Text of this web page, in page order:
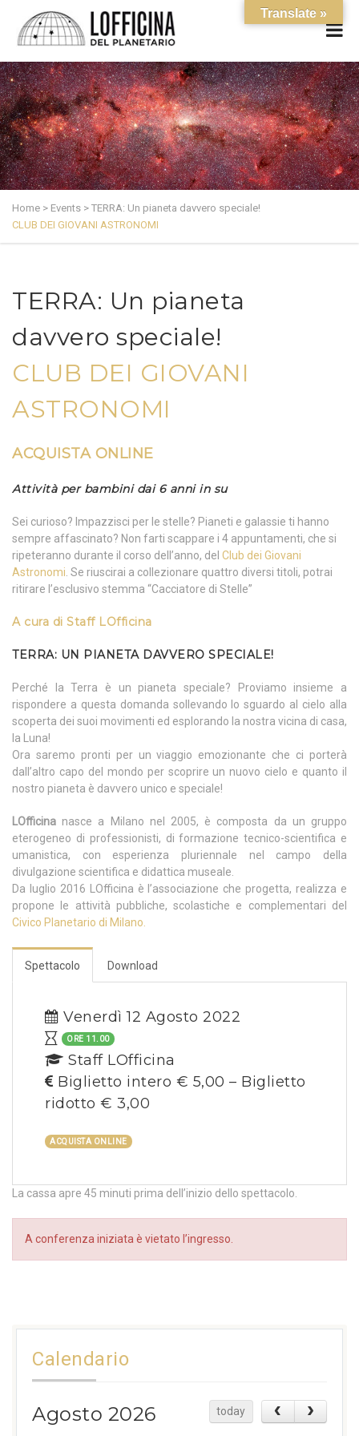
Home > Events > TERRA: Un pianeta davvero speciale!
CLUB DEI GIOVANI ASTRONOMI
TERRA: Un pianeta
davvero speciale!
CLUB DEI GIOVANI
ASTRONOMI
ACQUISTA ONLINE
Attività per bambini dai 6 anni in su
Sei curioso? Impazzisci per le stelle? Pianeti e galassie ti hanno
sempre affascinato? Non farti scappare i 4 appuntamenti, che si
ripeteranno durante il corso dell’anno, del Club dei Giovani
Astronomi . Se riuscirai a collezionare quattro diversi titoli, potrai
ritirare l’esclusivo stemma “Cacciatore di Stelle”
A cura di Staff LOfficina
TERRA: UN PIANETA DAVVERO SPECIALE!
Perché la Terra è un pianeta speciale? Proviamo insieme a
rispondere a questa domanda sollevando lo sguardo al cielo alla
scoperta dei suoi movimenti ed esplorando la nostra vicina di casa,
la Luna!
Ora saremo pronti per un viaggio emozionante che ci porterà
dall’altro capo del mondo per scoprire un nuovo cielo e quanto il
nostro pianeta è davvero unico e speciale!
LOfficina nasce a Milano nel 2005, è composta da un gruppo
eterogeneo di professionisti, di formazione tecnico-scientifica e
umanistica, con esperienza pluriennale nel campo della
divulgazione scientifica e didattica museale.
Da luglio 2016 LOfficina è l’associazione che progetta, realizza e
propone le attività pubbliche, scolastiche e complementari del
Civico Planetario di Milano.
Spettacolo Download
Venerdì 12 Agosto 2022
ORE 11.00
Staff LOfficina
Biglietto intero € 5,00 – Biglietto
ridotto € 3,00
ACQUISTA ONLINE
La cassa apre 45 minuti prima dell’inizio dello spettacolo.
A conferenza iniziata è vietato l’ingresso.
Calendario
Agosto 2026 today
Translate »